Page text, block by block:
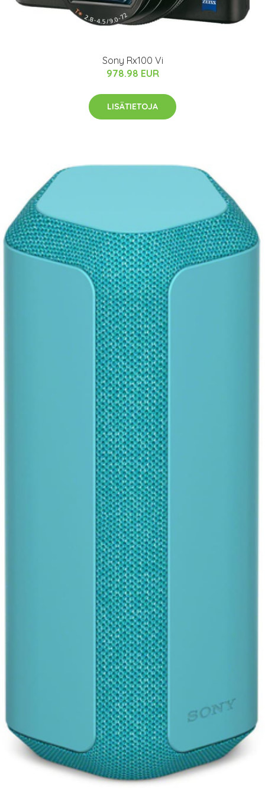
Sony Rx100 Vi
978.98 EUR
LISÄTIETOJA